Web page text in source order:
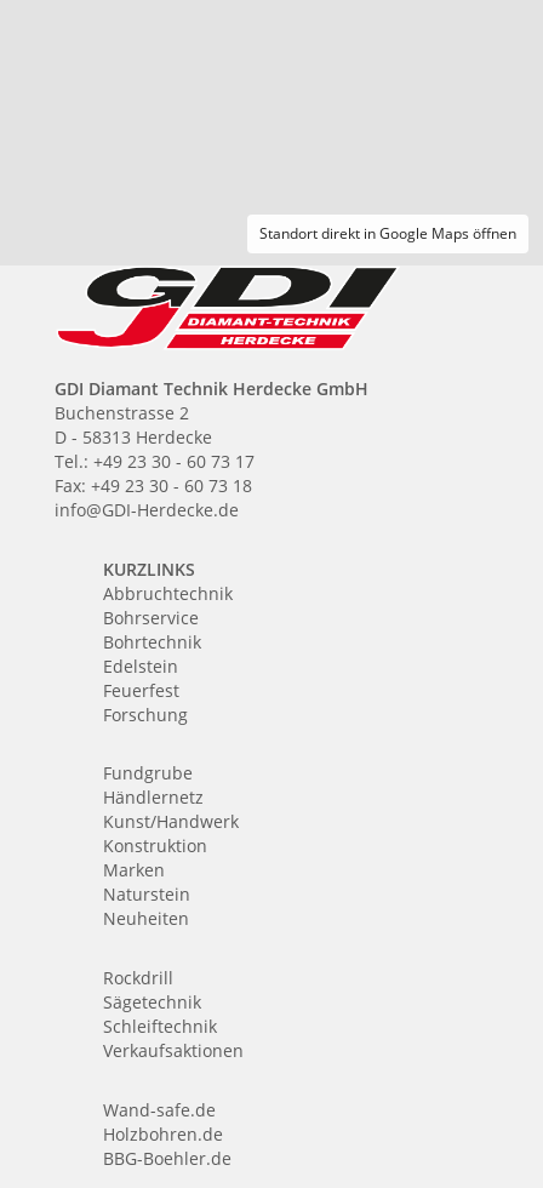
Standort direkt in Google Maps öffnen
GDI Diamant Technik Herdecke GmbH
Buchenstrasse 2
D - 58313 Herdecke
Tel.: +49 23 30 - 60 73 17
Fax: +49 23 30 - 60 73 18
info@GDI-Herdecke.de
KURZLINKS
Abbruchtechnik
Bohrservice
Bohrtechnik
Edelstein
Feuerfest
Forschung
Fundgrube
Händlernetz
Kunst/Handwerk
Konstruktion
Marken
Naturstein
Neuheiten
Rockdrill
Sägetechnik
Schleiftechnik
Verkaufsaktionen
Wand-safe.de
Holzbohren.de
BBG-Boehler.de